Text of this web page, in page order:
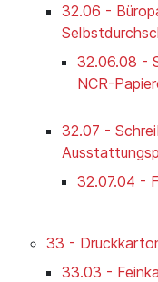
32.06 -
32.06.08 -
NCR-
32.07 -
32.07.04 -
33 -
33.03 -